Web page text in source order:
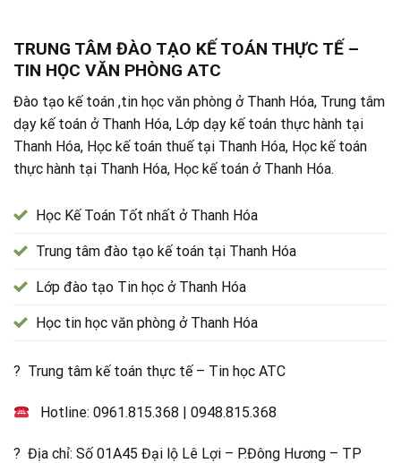
TRUNG TÂM ĐÀO TẠO KẾ TOÁN THỰC TẾ –
TIN HỌC VĂN PHÒNG ATC
Đào tạo kế toán ,tin học văn phòng ở Thanh Hóa, Trung tâm
dạy kế toán ở Thanh Hóa, Lớp dạy kế toán thực hành tại
Thanh Hóa, Học kế toán thuế tại Thanh Hóa, Học kế toán
thực hành tại Thanh Hóa, Học kế toán ở Thanh Hóa.
Học Kế Toán Tốt nhất ở Thanh Hóa
Trung tâm đào tạo kế toán tại Thanh Hóa
Lớp đào tạo Tin học ở Thanh Hóa
Học tin học văn phòng ở Thanh Hóa
? Trung tâm kế toán thực tế – Tin học ATC
Hotline:0961.815.368 |0948.815.368
? Địa chỉ: Số 01A45 Đại lộ Lê Lợi – P.Đông Hương – TP